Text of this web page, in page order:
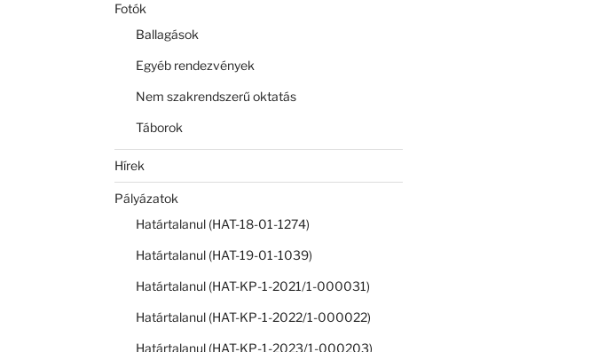
Fotók
Ballagások
Egyéb rendezvények
Nem szakrendszerű oktatás
Táborok
Hírek
Pályázatok
Határtalanul (HAT-18-01-1274)
Határtalanul (HAT-19-01-1039)
Határtalanul (HAT-KP-1-2021/1-000031)
Határtalanul (HAT-KP-1-2022/1-000022)
Határtalanul (HAT-KP-1-2023/1-000203)